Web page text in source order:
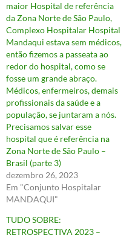
maior Hospital de referência
da Zona Norte de São Paulo,
Complexo Hospitalar Hospital
Mandaqui estava sem médicos,
então fizemos a passeata ao
redor do hospital, como se
fosse um grande abraço.
Médicos, enfermeiros, demais
profissionais da saúde e a
população, se juntaram a nós.
Precisamos salvar esse
hospital que é referência na
Zona Norte de São Paulo –
Brasil (parte 3)
dezembro 26, 2023
Em "Conjunto Hospitalar
MANDAQUI"
TUDO SOBRE:
RETROSPECTIVA 2023 –